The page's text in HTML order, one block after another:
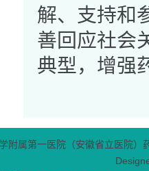
解、支持和
善回应社会
典型，增强
附属第一医院（安徽省立医院